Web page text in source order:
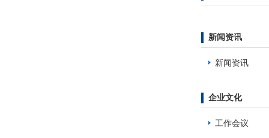
新闻资讯
新闻资讯
企业文化
工作会议